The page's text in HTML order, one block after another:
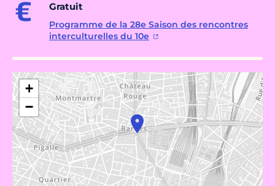
Gratuit
Programme de la 28e Saison des rencontres
interculturelles du 10e
+
−